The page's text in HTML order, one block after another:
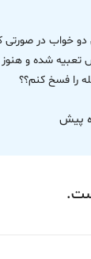
شده و هنوز
را فسخ کنم؟؟